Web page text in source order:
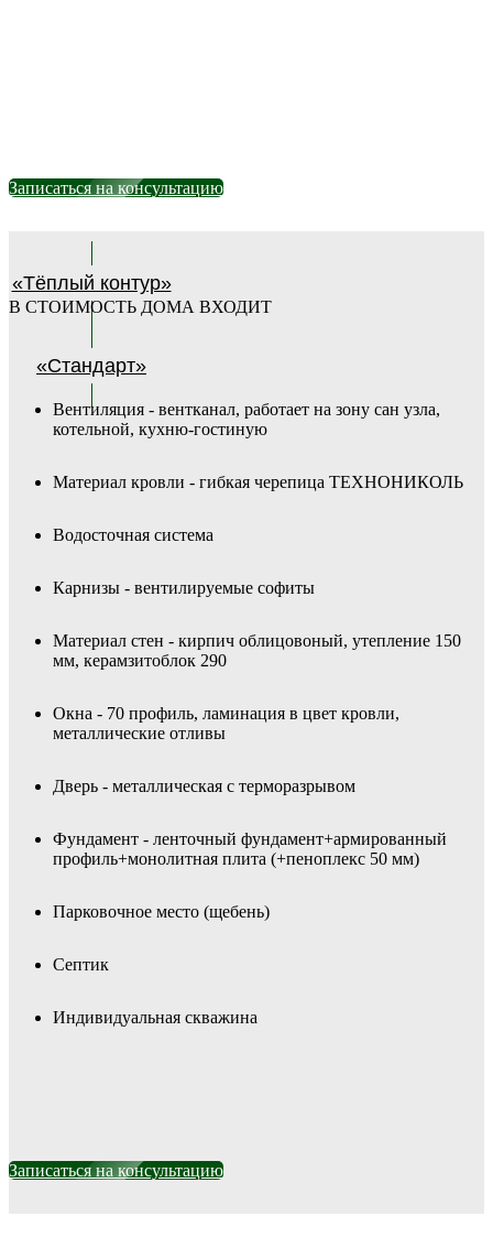
«Тёплый контур»
«Стандарт»
Записаться на консультацию
В СТОИМОСТЬ ДОМА ВХОДИТ
Вентиляция - вентканал, работает на зону сан узла,
котельной, кухню-гостиную
Материал кровли - гибкая черепица ТЕХНОНИКОЛЬ
Водосточная система
Карнизы - вентилируемые софиты
Материал стен - кирпич облицовоный, утепление 150
мм, керамзитоблок 290
Окна - 70 профиль, ламинация в цвет кровли,
металлические отливы
Дверь - металлическая с терморазрывом
Фундамент - ленточный фундамент+армированный
профиль+монолитная плита (+пеноплекс 50 мм)
Парковочное место (щебень)
Септик
Индивидуальная скважина
Записаться на консультацию